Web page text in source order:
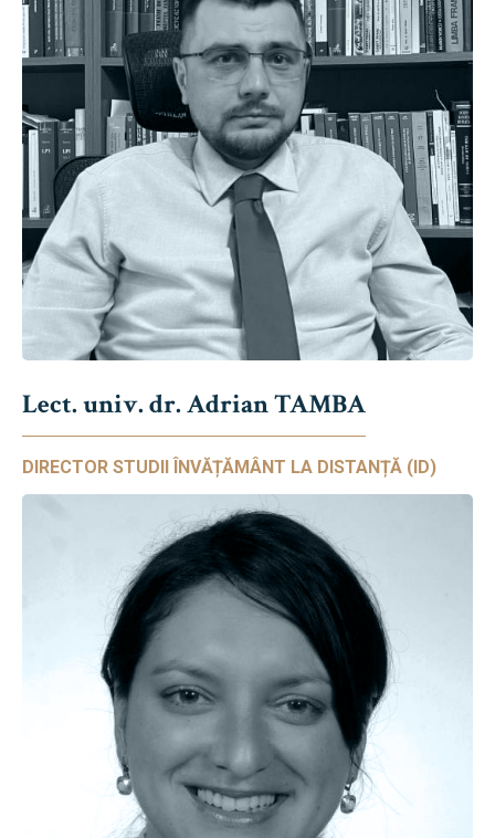
Lect. univ. dr. Adrian TAMBA
DIRECTOR STUDII ÎNVĂȚĂMÂNT LA DISTANȚĂ (ID)